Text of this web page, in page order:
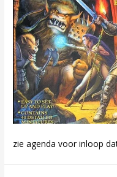
zie agenda voor inloop